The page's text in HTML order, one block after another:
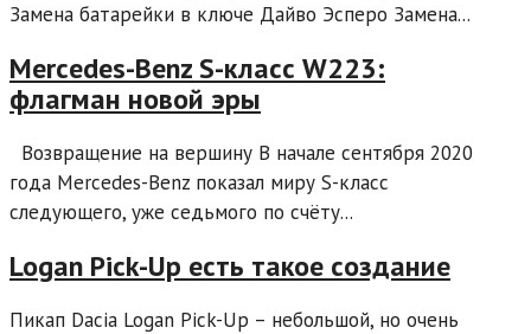
Замена батарейки в ключе Дайво Эсперо Замена...
Mercedes-Benz S-класс W223:
флагман новой эры
Возвращение на вершину В начале сентября 2020
года Mercedes-Benz показал миру S-класс
следующего, уже седьмого по счёту...
Logan Pick-Up есть такое создание
Пикап Dacia Logan Pick-Up – небольшой, но очень